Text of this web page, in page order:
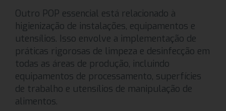
Outro POP essencial está relacionado à
higienização de instalações, equipamentos e
utensílios. Isso envolve a implementação de
práticas rigorosas de limpeza e desinfecção em
todas as áreas de produção, incluindo
equipamentos de processamento, superfícies
de trabalho e utensílios de manipulação de
alimentos.